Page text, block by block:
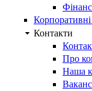
Контакти
Про
Наша